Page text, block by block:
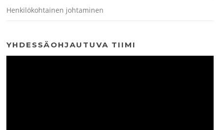
Henkilökohtainen johtaminen
YHDESSÄOHJAUTUVA TIIMI